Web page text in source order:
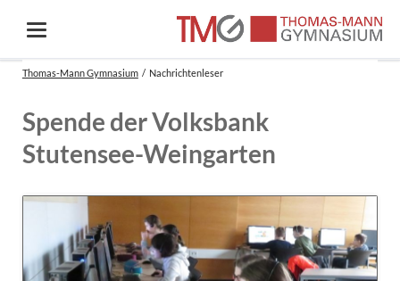
Thomas-Mann Gymnasium Nachrichtenleser
Spende der Volksbank
Stutensee-Weingarten